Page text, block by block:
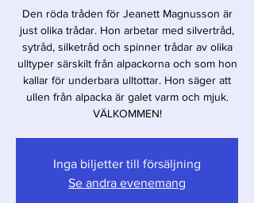
Den röda tråden för Jeanett Magnusson är
just olika trådar. Hon arbetar med silvertråd,
sytråd, silketråd och spinner trådar av olika
ulltyper särskilt från alpackorna och som hon
kallar för underbara ulltottar. Hon säger att
ullen från alpacka är galet varm och mjuk.
VÄLKOMMEN!
Inga biljetter till försäljning
Se andra evenemang